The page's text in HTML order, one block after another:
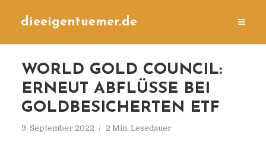
dieeigentuemer.de
WORLD GOLD COUNCIL:
ERNEUT ABFLÜSSE BEI
GOLDBESICHERTEN ETF
9. September 2022 2 Min. Lesedauer